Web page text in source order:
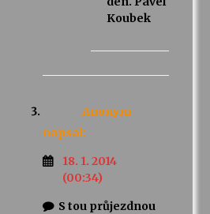
Koubek
Anonym
napsal:
18. 1. 2014
(00:34)
S tou průjezdnou